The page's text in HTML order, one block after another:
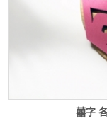
囍字